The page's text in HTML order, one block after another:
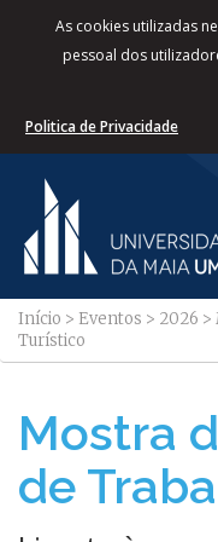
As cookies utilizadas
pessoal dos
Politica de Privacidade
Início > Eventos > 2026 >
Turístico
Mostra
de